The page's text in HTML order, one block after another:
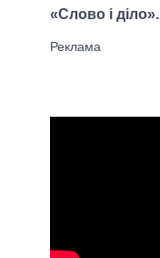
«Слово і діло».